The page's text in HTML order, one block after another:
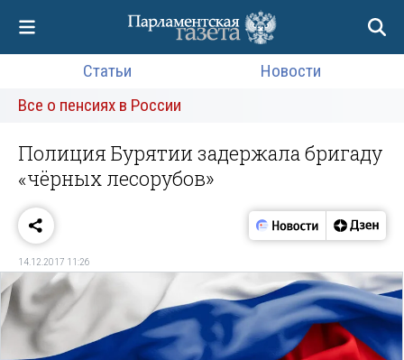
Статьи
Новости
Все о пенсиях в России
Полиция Бурятии задержала бригаду
«чёрных лесорубов»
14.12.2017 11:26